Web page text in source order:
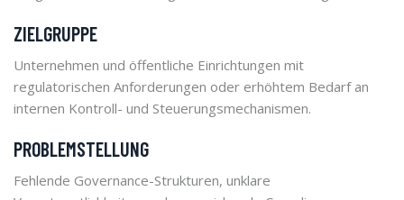
ZIELGRUPPE
Unternehmen und öffentliche Einrichtungen mit
regulatorischen Anforderungen oder erhöhtem Bedarf an
internen Kontroll- und Steuerungsmechanismen.
PROBLEMSTELLUNG
Fehlende Governance-Strukturen, unklare